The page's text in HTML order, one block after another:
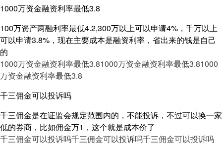
1000万资金融资利率最低3.8
100万资产两融利率最低4.2,300万以上可以申请4%，千万以上
可以申请3.8%，现在主要成本是融资利率，省出来的钱是自己
的
1000万资金融资利率最低3.81000万资金融资利率最低3.81000
万资金融资利率最低3.8
千三佣金可以投诉吗
千三佣金是在证监会规定范围内的，不能投诉，不过可以换一家
低的券商，比如佣金万1，这个就是成本价了
千三佣金可以投诉吗千三佣金可以投诉吗千三佣金可以投诉吗